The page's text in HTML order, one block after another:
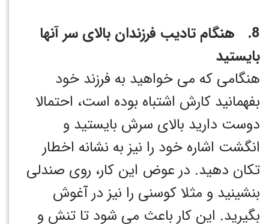
8. هنگام تادیب فرزندان بالای سر آنها
بایستید
هنگامی که می خواهید به فرزند خود
بفهمانید کارش اشتباه بوده است، احتمالا
دوست دارید بالای سرش بایستید و
انگشت اشاره خود را نیز به نشانه اخطار
تکان دهید. در عوض این کار، روی صندلی
بنشینید و مثلا کوسنی را نیز در آغوش
بگیرید. این کار باعث می شود تا تنش و